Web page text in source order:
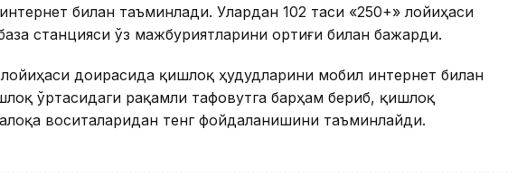
билан таъминлади. Улардан 102 таси «250+» лойиҳаси
станцияси ўз мажбуриятларини ортиғи билан бажарди.
доирасида қишлоқ ҳудудларини мобил интернет билан
ўртасидаги рақамли тафовутга барҳам бериб, қишлоқ
воситаларидан тенг фойдаланишини таъминлайди.